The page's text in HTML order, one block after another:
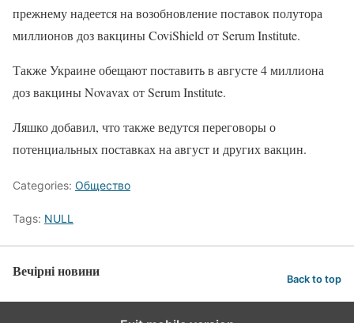
прежнему надеется на возобновление поставок полутора
миллионов доз вакцины CoviShield от Serum Institute.
Также Украине обещают поставить в августе 4 миллиона
доз вакцины Novavax от Serum Institute.
Ляшко добавил, что также ведутся переговоры о
потенциальных поставках на август и других вакцин.
Categories: Общество
Tags: NULL
Вечірні новини Back to top